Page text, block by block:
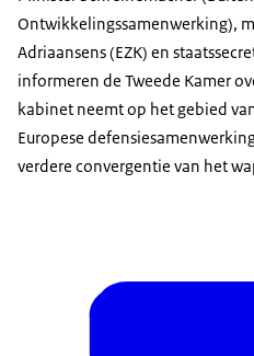
Ontwikkelingssamenwerking),
Adriaansens (EZK) en
informeren de Tweede Kamer
kabinet neemt op het gebied
Europese
verdere convergentie van het